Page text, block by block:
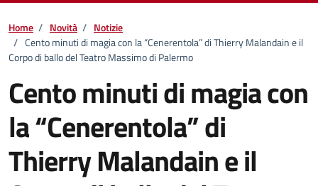
Home / Novità / Notizie
/ Cento minuti di magia con la “Cenerentola” di Thierry Malandain e il
Corpo di ballo del Teatro Massimo di Palermo
Cento minuti di magia con
la “Cenerentola” di
Thierry Malandain e il